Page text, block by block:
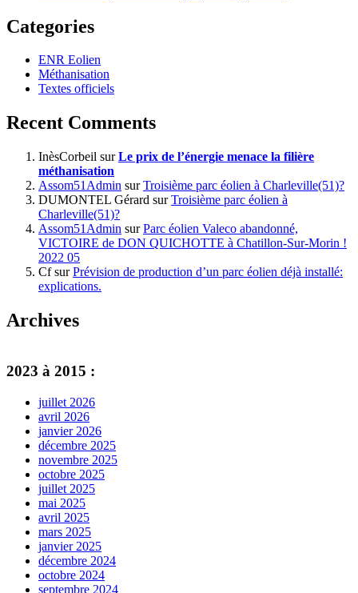
Categories
ENR Eolien
Méthanisation
Textes officiels
Recent Comments
InèsCorbeil surLe prix de l’énergie menace la filière
méthanisation
Assom51Admin surTroisième parc éolien à Charleville(51)?
DUMONTEL Gérard surTroisième parc éolien à
Charleville(51)?
Assom51Admin surParc éolien Valeco abandonné,
VICTOIRE de DON QUICHOTTE à Chatillon-Sur-Morin !
2022 05
CfsurPrévision de production d’un parc éolien déjà installé:
explications.
Archives
2023 à 2015 :
juillet 2026
avril 2026
janvier 2026
décembre 2025
novembre 2025
octobre 2025
juillet 2025
mai 2025
avril 2025
mars 2025
janvier 2025
décembre 2024
octobre 2024
septembre 2024